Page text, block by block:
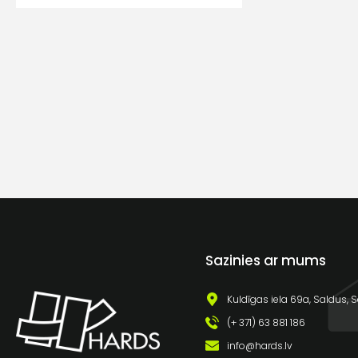
Sazinies ar mums
Kuldīgas iela 69a, Saldus,
(+ 371) 63 881 186
info@hards.lv